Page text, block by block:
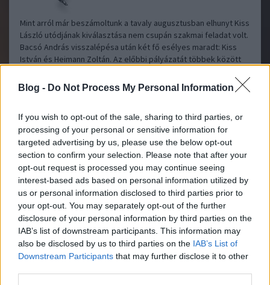
Blog - Do Not Process My Personal Information
If you wish to opt-out of the sale, sharing to third parties, or
processing of your personal or sensitive information for
targeted advertising by us, please use the below opt-out
section to confirm your selection. Please note that after your
opt-out request is processed you may continue seeing
interest-based ads based on personal information utilized by
us or personal information disclosed to third parties prior to
your opt-out. You may separately opt-out of the further
disclosure of your personal information by third parties on the
IAB’s list of downstream participants. This information may
also be disclosed by us to third parties on the IAB’s List of
Downstream Participants that may further disclose it to other
Mint arról már beszámoltunk a tavaly augusztusban elhunyt Kiss
László utódjának kiválasztása nem csupán szakmai feladat volt.
Bacsó András visszalépésa után két fő esélyes maradt: Kiss
István és Heimann Zoltán. Az előbbi pályázatát többek között
A balos téglák már a pincében vannak.
Lángoló Gitárok
Nem fogjuk vissza magunkat #1 - Pusztításra
született 2009.04.01 09:30:00
Ektomorf - What Doesn't Kill Me (2009 AFM) Az Ektomorf igazi